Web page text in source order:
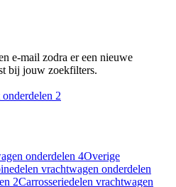
e-mail zodra er een nieuwe
bij jouw zoekfilters.
2
onderdelen 4Overige
vrachtwagen onderdelen
2Carrosseriedelen vrachtwagen